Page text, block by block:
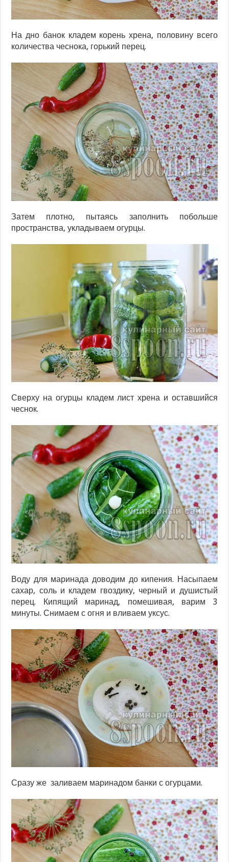
На дно банок кладем корень хрена, половину всего
количества чеснока, горький перец.
Затем плотно, пытаясь заполнить побольше
пространства, укладываем огурцы.
Сверху на огурцы кладем лист хрена и оставшийся
чеснок.
Воду для маринада доводим до кипения. Насыпаем
сахар, соль и кладем гвоздику, черный и душистый
перец. Кипящий маринад, помешивая, варим 3
минуты. Снимаем с огня и вливаем уксус.
Сразу же заливаем маринадом банки с огурцами.